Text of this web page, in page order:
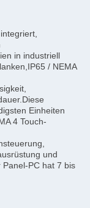
in industriell
/ NEMA
Einheiten
4 Touch-
und
PC hat 7 bis